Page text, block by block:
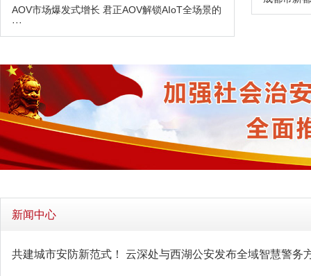
AOV市场爆发式增长 君正AOV解锁AIoT全场景的
···
新闻中心
共建城市安防新范式！ 云深处与西湖公安发布全域智慧警务